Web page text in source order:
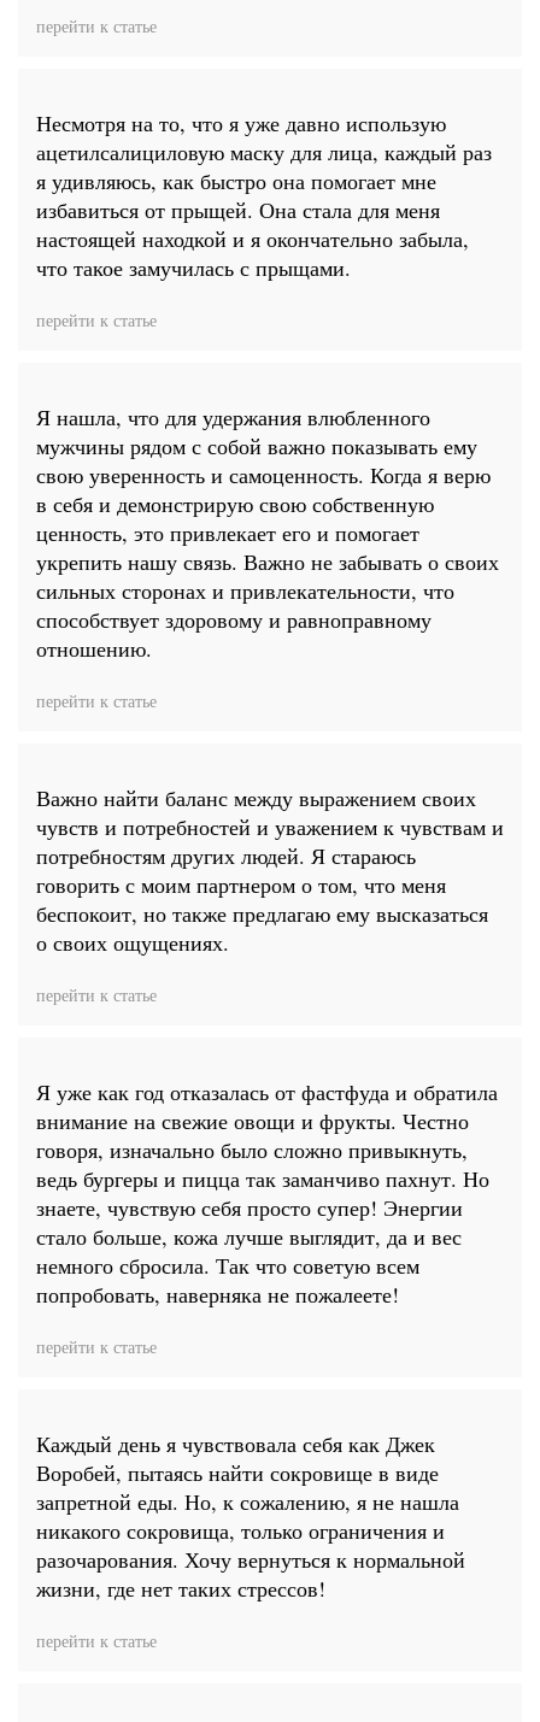
перейти к статье
Несмотря на то, что я уже давно использую
ацетилсалициловую маску для лица, каждый раз
я удивляюсь, как быстро она помогает мне
избавиться от прыщей. Она стала для меня
настоящей находкой и я окончательно забыла,
что такое замучилась с прыщами.
перейти к статье
Я нашла, что для удержания влюбленного
мужчины рядом с собой важно показывать ему
свою уверенность и самоценность. Когда я верю
в себя и демонстрирую свою собственную
ценность, это привлекает его и помогает
укрепить нашу связь. Важно не забывать о своих
сильных сторонах и привлекательности, что
способствует здоровому и равноправному
отношению.
перейти к статье
Важно найти баланс между выражением своих
чувств и потребностей и уважением к чувствам и
потребностям других людей. Я стараюсь
говорить с моим партнером о том, что меня
беспокоит, но также предлагаю ему высказаться
о своих ощущениях.
перейти к статье
Я уже как год отказалась от фастфуда и обратила
внимание на свежие овощи и фрукты. Честно
говоря, изначально было сложно привыкнуть,
ведь бургеры и пицца так заманчиво пахнут. Но
знаете, чувствую себя просто супер! Энергии
стало больше, кожа лучше выглядит, да и вес
немного сбросила. Так что советую всем
попробовать, наверняка не пожалеете!
перейти к статье
Каждый день я чувствовала себя как Джек
Воробей, пытаясь найти сокровище в виде
запретной еды. Но, к сожалению, я не нашла
никакого сокровища, только ограничения и
разочарования. Хочу вернуться к нормальной
жизни, где нет таких стрессов!
перейти к статье